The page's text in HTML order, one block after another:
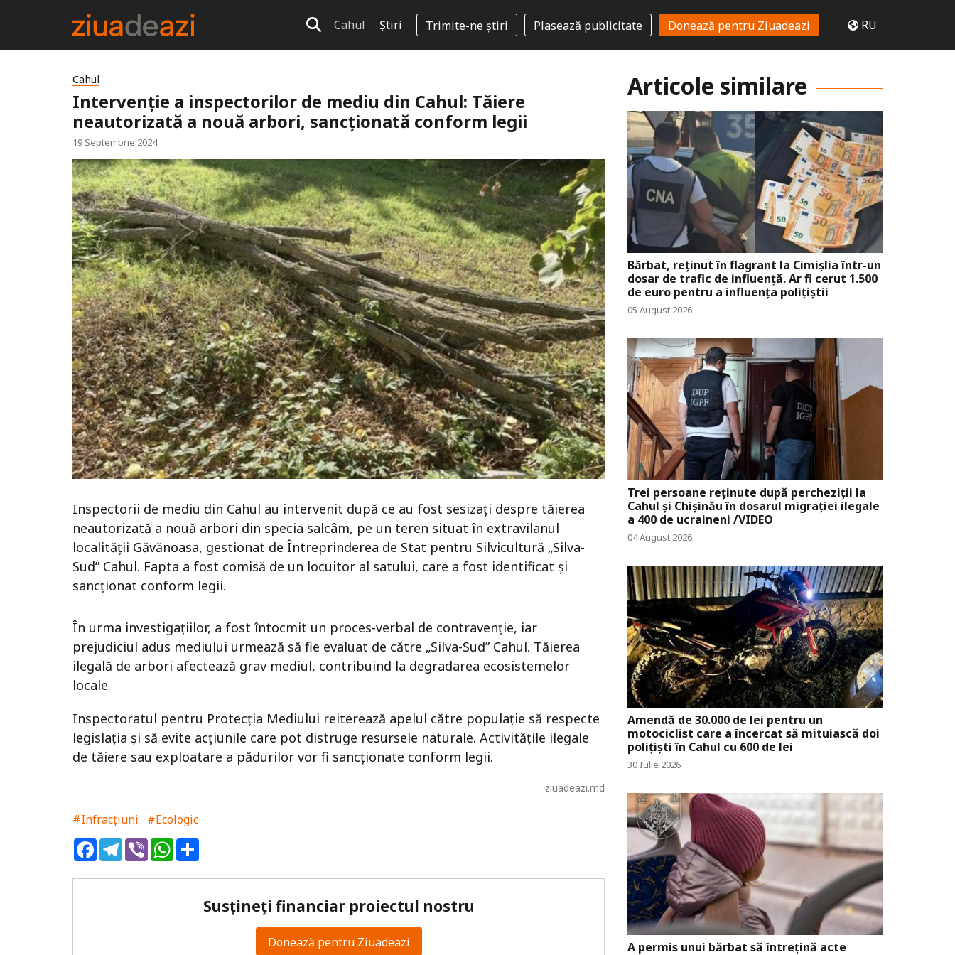
Cahul Știri Trimite-ne știri Plasează publicitate Donează pentru Ziuadeazi RU
Cahul
Intervenție a inspectorilor de mediu din Cahul: Tăiere
neautorizată a nouă arbori, sancționată conform legii
19 Septembrie 2024
Inspectorii de mediu din Cahul au intervenit după ce au fost sesizați despre tăierea
neautorizată a nouă arbori din specia salcâm, pe un teren situat în extravilanul
localității Găvănoasa, gestionat de Întreprinderea de Stat pentru Silvicultură „Silva-
Sud” Cahul. Fapta a fost comisă de un locuitor al satului, care a fost identificat și
sancționat conform legii.
În urma investigațiilor, a fost întocmit un proces-verbal de contravenție, iar
prejudiciul adus mediului urmează să fie evaluat de către „Silva-Sud” Cahul. Tăierea
ilegală de arbori afectează grav mediul, contribuind la degradarea ecosistemelor
locale.
Inspectoratul pentru Protecția Mediului reiterează apelul către populație să respecte
legislația și să evite acțiunile care pot distruge resursele naturale. Activitățile ilegale
de tăiere sau exploatare a pădurilor vor fi sancționate conform legii.
ziuadeazi.md
#Infracțiuni
#Ecologic
FacebookTelegram
ViberWhatsApp
Susțineți financiar proiectul nostru
Donează pentru Ziuadeazi
Articole similare
Bărbat, reținut în flagrant la Cimișlia într-un
dosar de trafic de influență. Ar fi cerut 1.500
de euro pentru a influența polițiștii
05 August 2026
Trei persoane reținute după percheziții la
Cahul și Chișinău în dosarul migrației ilegale
a 400 de ucraineni /VIDEO
04 August 2026
Amendă de 30.000 de lei pentru un
motociclist care a încercat să mituiască doi
polițiști în Cahul cu 600 de lei
30 Iulie 2026
A permis unui bărbat să întrețină acte